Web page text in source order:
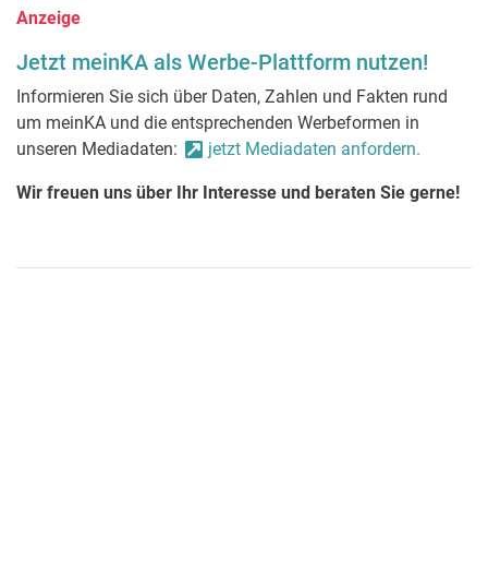
Anzeige
Jetzt meinKA als Werbe-Plattform nutzen!
Informieren Sie sich über Daten, Zahlen und Fakten rund
um meinKA und die entsprechenden Werbeformen in
unseren Mediadaten:
jetzt Mediadaten anfordern.
Wir freuen uns über Ihr Interesse und beraten Sie gerne!